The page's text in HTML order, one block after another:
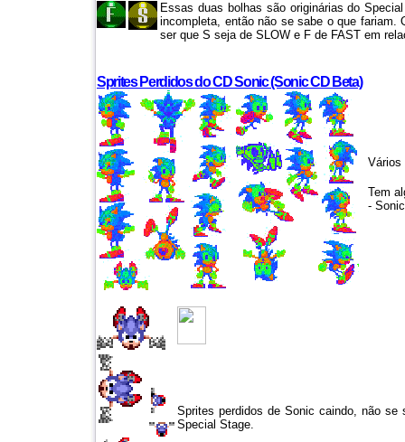
Essas duas bolhas são originárias do
incompleta, então não se sabe o que fariam.
ser que S seja de SLOW e F de FAST em
Sprites Perdidos do CD Sonic (Sonic CD Beta)
Vários
Tem
-
Sprites perdidos de Sonic caindo, não
Special Stage.